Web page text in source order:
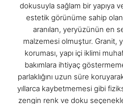
dokusuyla sağlam bir yapıya
estetik görünüme sahip
aranılan, yeryüzünün en
malzemesi olmuştur. Granit,
koruması, yapı içi iklimi
bakımlara ihtiyaç
parlaklığını uzun süre
yıllarca kaybetmemesi gibi
zengin renk ve doku